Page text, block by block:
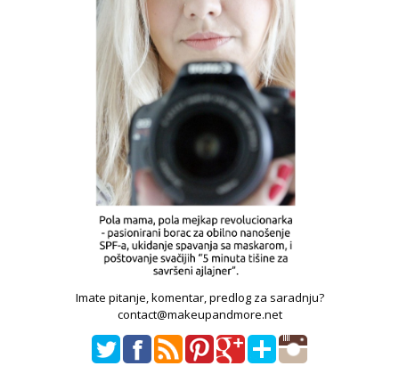
Imate pitanje, komentar, predlog za saradnju?
contact@makeupandmore.net